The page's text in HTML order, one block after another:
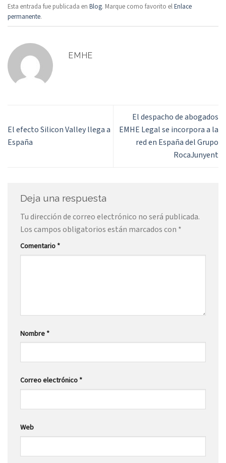
Esta entrada fue publicada en Blog. Marque como favorito elEnlace
permanente.
EMHE
El efecto Silicon Valley llega a
España
El despacho de abogados
EMHE Legal se incorpora a la
red en España del Grupo
RocaJunyent
Deja una respuesta
Tu dirección de correo electrónico no será publicada.
Los campos obligatorios están marcados con *
Comentario*
Nombre*
Correo electrónico*
Web